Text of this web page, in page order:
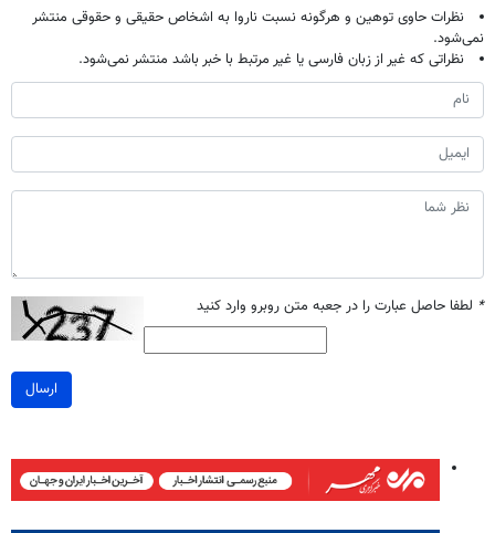
نظرات حاوی توهین و هرگونه نسبت ناروا به اشخاص حقیقی و حقوقی منتشر
نمی‌شود.
نظراتی که غیر از زبان فارسی یا غیر مرتبط با خبر باشد منتشر نمی‌شود.
* لطفا حاصل عبارت را در جعبه متن روبرو وارد کنید
ارسال